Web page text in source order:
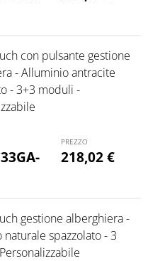
con pulsante gestione
- Alluminio antracite
- 3+3 moduli -
218,02€
gestione alberghiera -
spazzolato - 3